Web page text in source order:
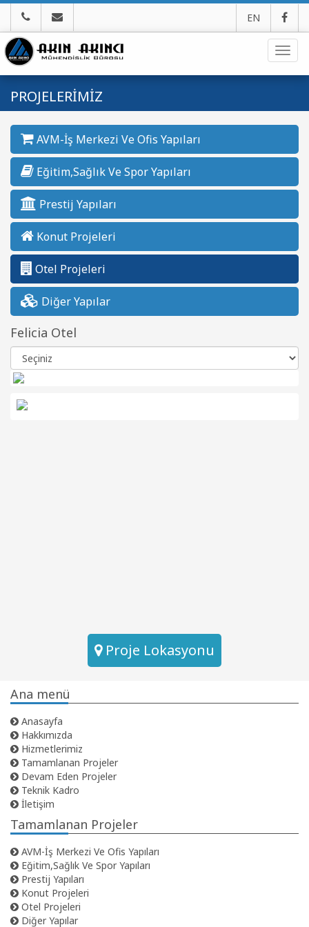
EN
PROJELERİMİZ
AVM-İş Merkezi Ve Ofis Yapıları
Eğitim,Sağlık Ve Spor Yapıları
Prestij Yapıları
Konut Projeleri
Otel Projeleri
Diğer Yapılar
Felicia Otel
Proje Lokasyonu
Ana menü
Anasayfa
Hakkımızda
Hizmetlerimiz
Tamamlanan Projeler
Devam Eden Projeler
Teknik Kadro
İletişim
Tamamlanan Projeler
AVM-İş Merkezi Ve Ofis Yapıları
Eğitim,Sağlık Ve Spor Yapıları
Prestij Yapıları
Konut Projeleri
Otel Projeleri
Diğer Yapılar